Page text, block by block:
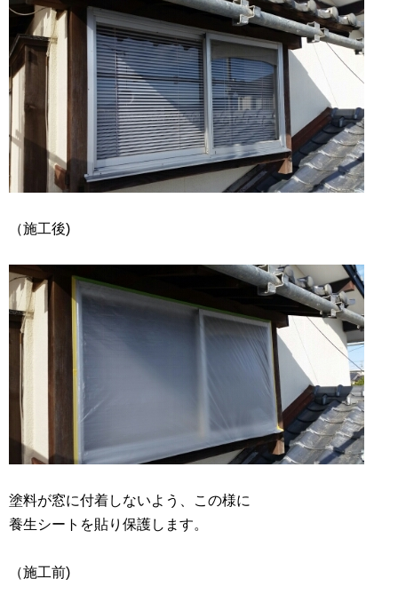
（施工後)
塗料が窓に付着しないよう、この様に
養生シートを貼り保護します。
（施工前)